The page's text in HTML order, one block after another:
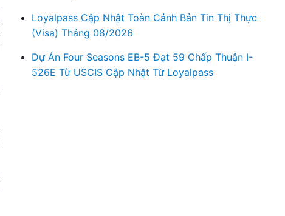
Loyalpass Cập Nhật Toàn Cảnh Bản Tin Thị Thực
(Visa) Tháng 08/2026
Dự Án Four Seasons EB-5 Đạt 59 Chấp Thuận I-
526E Từ USCIS Cập Nhật Từ Loyalpass